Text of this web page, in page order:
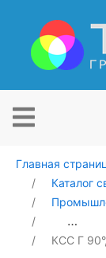
Главная
Каталог
КСС Г